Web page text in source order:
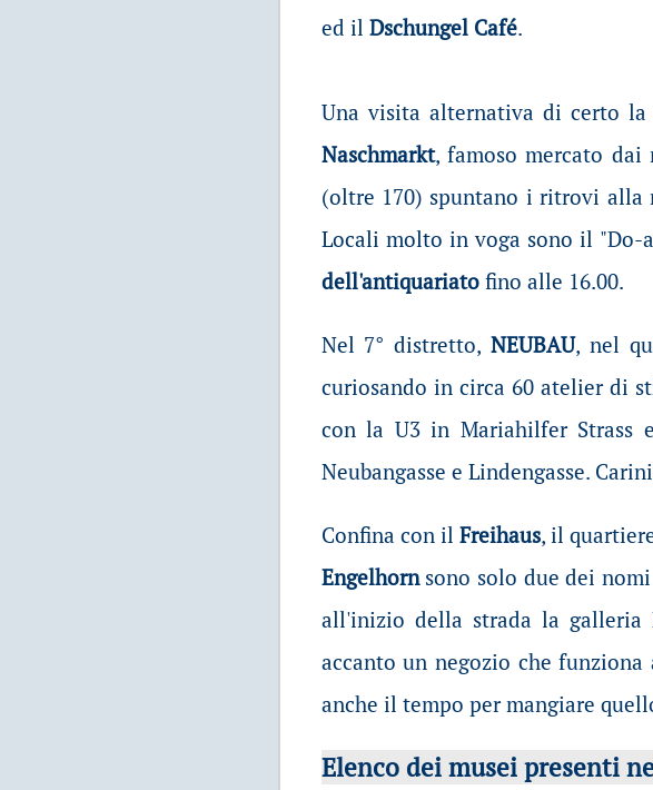
ed il Dschungel Café.
Una visita alternativa di certo
Naschmarkt, famoso mercato
(oltre 170) spuntano i ritrovi alla
Locali molto in voga sono il "Do-
dell'antiquariatofino alle 16.00.
Nel 7° distretto,NEUBAU, nel
curiosando in circa 60 atelier di
con la U3 in Mariahilfer Strass
Neubangasse e Lindengasse.
Confina con il Freihaus, il
Engelhornsono solo due dei
all'inizio della strada la
accanto un negozio che
anche il tempo per mangiare
Elenco dei musei presenti